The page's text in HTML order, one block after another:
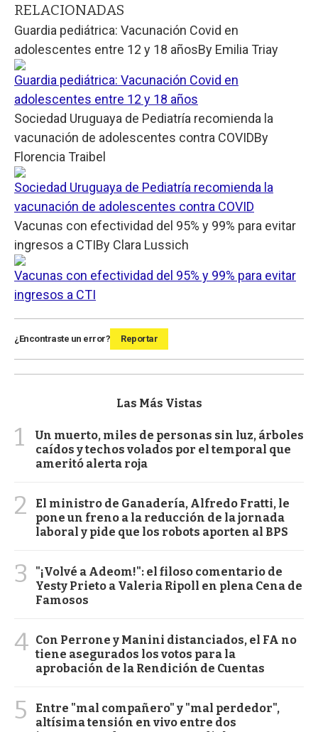
RELACIONADAS
Guardia pediátrica: Vacunación Covid en
adolescentes entre 12 y 18 añosBy Emilia Triay
Guardia pediátrica: Vacunación Covid en
adolescentes entre 12 y 18 años
Sociedad Uruguaya de Pediatría recomienda la
vacunación de adolescentes contra COVIDBy
Florencia Traibel
Sociedad Uruguaya de Pediatría recomienda la
vacunación de adolescentes contra COVID
Vacunas con efectividad del 95% y 99% para evitar
ingresos a CTIBy Clara Lussich
Vacunas con efectividad del 95% y 99% para evitar
ingresos a CTI
¿Encontraste un error? Reportar
Las Más Vistas
1
Un muerto, miles de personas sin luz, árboles
caídos y techos volados por el temporal que
ameritó alerta roja
2
El ministro de Ganadería, Alfredo Fratti, le
pone un freno a la reducción de la jornada
laboral y pide que los robots aporten al BPS
3
"¡Volvé a Adeom!": el filoso comentario de
Yesty Prieto a Valeria Ripoll en plena Cena de
Famosos
4 Con Perrone y Manini distanciados, el FA no
tiene asegurados los votos para la
aprobación de la Rendición de Cuentas
5
Entre "mal compañero" y "mal perdedor",
altísima tensión en vivo entre dos